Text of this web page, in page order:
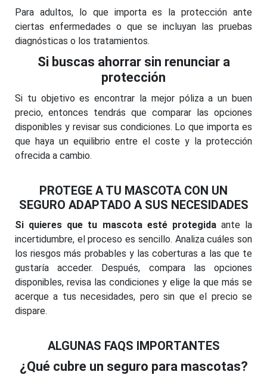
Para adultos, lo que importa es la protección ante
ciertas enfermedades o que se incluyan las pruebas
diagnósticas o los tratamientos.
Si buscas ahorrar sin renunciar a
protección
Si tu objetivo es encontrar la mejor póliza a un buen
precio, entonces tendrás que comparar las opciones
disponibles y revisar sus condiciones. Lo que importa es
que haya un equilibrio entre el coste y la protección
ofrecida a cambio.
PROTEGE A TU MASCOTA CON UN
SEGURO ADAPTADO A SUS NECESIDADES
Si quieres que tu mascota esté protegidaante la
incertidumbre, el proceso es sencillo. Analiza cuáles son
los riesgos más probables y las coberturas a las que te
gustaría acceder. Después, compara las opciones
disponibles, revisa las condiciones y elige la que más se
acerque a tus necesidades, pero sin que el precio se
dispare.
ALGUNAS FAQS IMPORTANTES
¿Qué cubre un seguro para mascotas?